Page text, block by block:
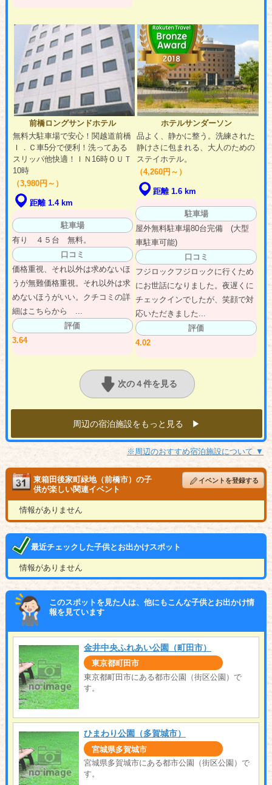
前橋ロングサンドホテル
無料大駐車場で安心！関越道前橋
Ｉ．Ｃ車5分で便利！洗ってある
スリッパ他快適！ＩＮ16時ＯＵＴ
10時
（3,980円～）
距離 1.4 km
駐車場
有り ４５台 無料。
口コミ
価格重視、それ以外は求めないほ
うが無難価格重視。それ以外は求
めないほうがいい。クチコミの詳
細はこちらから ...
評価
3.64
ホテルサンダーソン
品よく、静かに整う。洗練された
静けさに包まれる、大人のための
ステイホテル。
（4,260円～）
距離 1.6 km
駐車場
屋外無料駐車場80台完備 (大型
車駐車可能)
口コミ
フジロックフジロックに行くため
にお世話になりました。夜遅くに
チェックインでしたが、笑顔で対
応いただきました...
評価
4.02
次の４件を見る
周辺の宿泊施設をもっと見る ▶︎
※周辺のおすすめ宿泊施設について ▼
東箱田後家町緑地（前橋市）の子
供が楽しい関連イベント
イベントを登録する
情報がありません
最近チェックした子供とお出かけスポット
情報がありません
このスポットを見た人は、他にもこんな子供とお出かけ情
報を見ています
金井中央ふれあい公園（町田市）
東京都町田市
東京都町田市にある都市公園（街区公園）で
す。
ひまわり公園（多賀城市）
宮城県多賀城市
宮城県多賀城市にある都市公園（街区公園）で
す。